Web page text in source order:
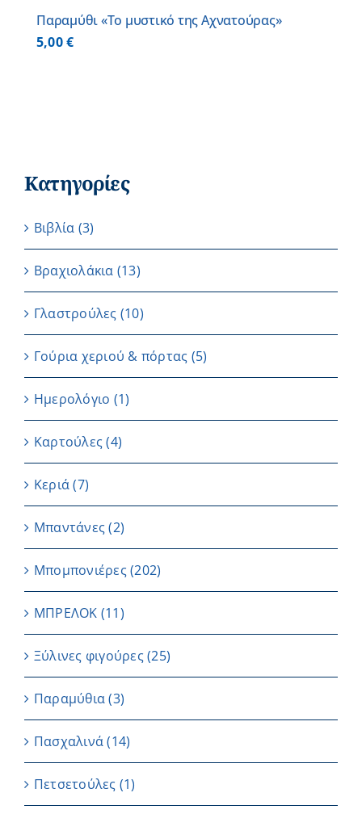
Παραμύθι «Το μυστικό της Αχνατούρας»
5,00€
Κατηγορίες
Βιβλία (3)
Βραχιολάκια (13)
Γλαστρούλες (10)
Γούρια χεριού & πόρτας (5)
Ημερολόγιο (1)
Καρτούλες (4)
Κεριά (7)
Μπαντάνες (2)
Μπομπονιέρες(202)
ΜΠΡΕΛΟΚ (11)
Ξύλινες φιγούρες(25)
Παραμύθια (3)
Πασχαλινά (14)
Πετσετούλες (1)